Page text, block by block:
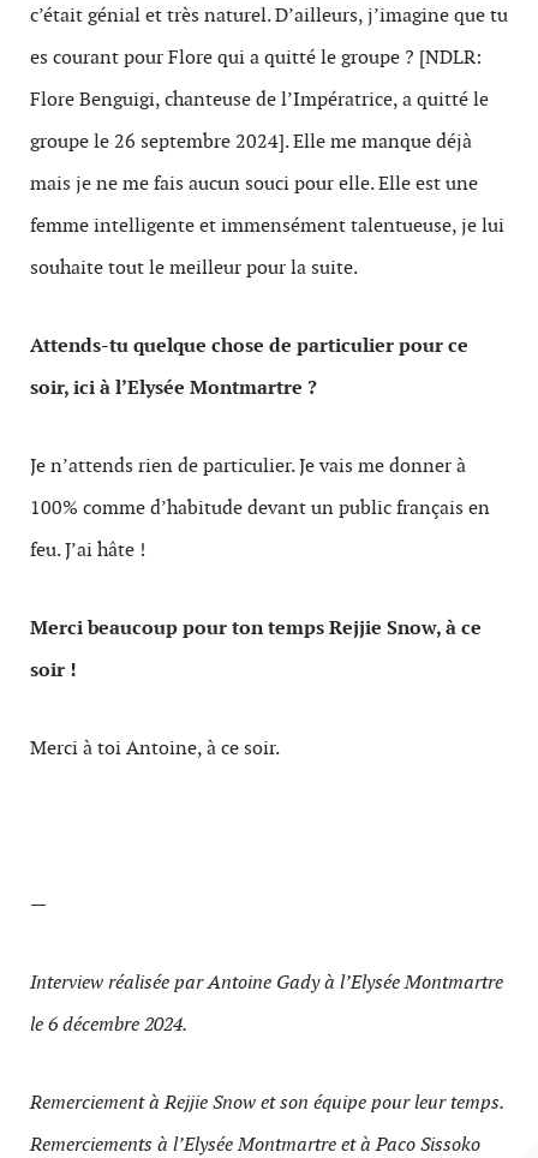
c’était génial et très naturel. D’ailleurs, j’imagine que tu
es courant pour Flore qui a quitté le groupe ? [NDLR:
Flore Benguigi, chanteuse de l’Impératrice, a quitté le
groupe le 26 septembre 2024]. Elle me manque déjà
mais je ne me fais aucun souci pour elle. Elle est une
femme intelligente et immensément talentueuse, je lui
souhaite tout le meilleur pour la suite.
Attends-tu quelque chose de particulier pour ce
soir, ici à l’Elysée Montmartre ?
Je n’attends rien de particulier. Je vais me donner à
100% comme d’habitude devant un public français en
feu. J’ai hâte !
Merci beaucoup pour ton temps Rejjie Snow, à ce
soir !
Merci à toi Antoine, à ce soir.
—
Interview réalisée par Antoine Gady à l’Elysée Montmartre
le 6 décembre 2024.
Remerciement à Rejjie Snow et son équipe pour leur temps.
Remerciements à l’Elysée Montmartre et à Paco Sissoko